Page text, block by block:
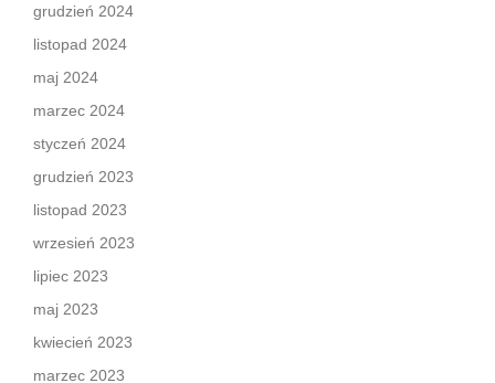
grudzień 2024
listopad 2024
maj 2024
marzec 2024
styczeń 2024
grudzień 2023
listopad 2023
wrzesień 2023
lipiec 2023
maj 2023
kwiecień 2023
marzec 2023